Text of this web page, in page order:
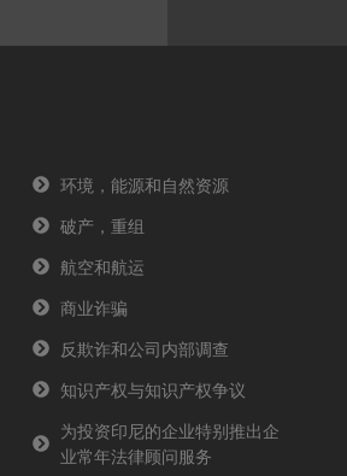
环境，能源和自然资源
破产，重组
航空和航运
商业诈骗
反欺诈和公司内部调查
知识产权与知识产权争议
为投资印尼的企业特别推出企
业常年法律顾问服务